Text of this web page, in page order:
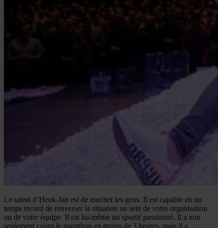
Le talent d’Henk-Jan est de toucher les gens. Il est capable en un
temps record de renverser la situation au sein de votre organisation
ou de votre équipe. Il est lui-même un sportif passionné. Il a non
seulement couru le marathon en moins de 3 heures, mais il a